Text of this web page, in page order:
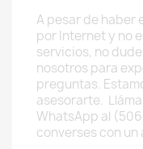
A pesar de haber
por Internet y no
servicios, no
nosotros para
preguntas.
asesorarte.
WhatsApp al
converses con